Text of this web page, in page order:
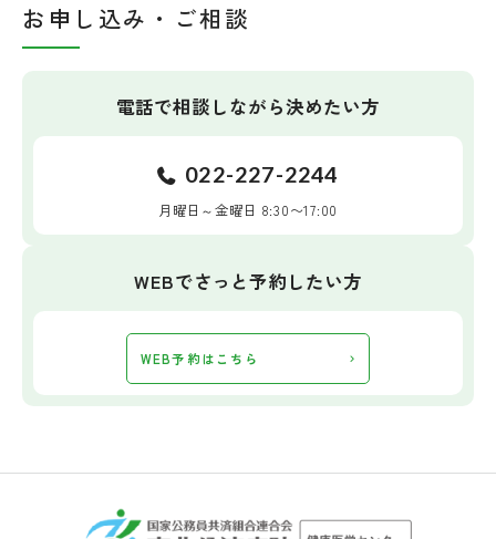
お申し込み・ご相談
電話で相談しながら決めたい方
022-227-2244
月曜日～金曜日 8:30〜17:00
WEBでさっと予約したい方
WEB予約はこちら